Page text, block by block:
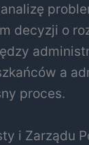
decyzji o
a
proces.
i Zarządu